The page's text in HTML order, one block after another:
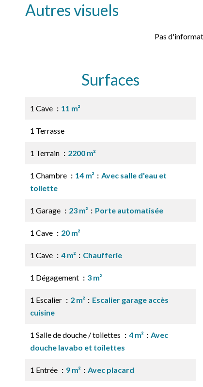
Autres visuels
Pas
Surfaces
1 Cave 11 m²
1 Terrasse
1 Terrain 2200 m²
1 Chambre 14 m²
Avec salle d'eau et
toilette
1 Garage 23 m² Porte automatisée
1 Cave 20 m²
1 Cave 4 m² Chaufferie
1 Dégagement 3 m²
1 Escalier 2 m²
Escalier garage accès
cuisine
1 Salle de douche / toilettes 4 m²
Avec
douche lavabo et toilettes
1 Entrée 9 m² Avec placard